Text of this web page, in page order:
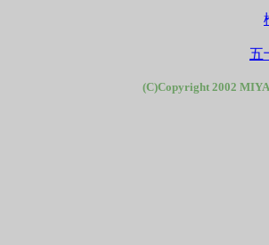
五
(C)Copyright 2002